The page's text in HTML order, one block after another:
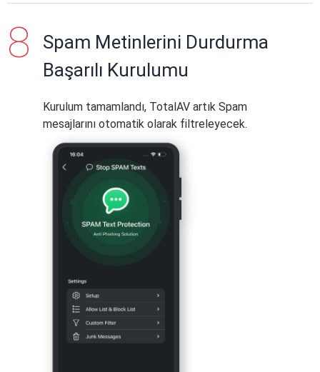
Spam Metinlerini Durdurma
Başarılı Kurulumu
Kurulum tamamlandı, TotalAV artık Spam
mesajlarını otomatik olarak filtreleyecek.